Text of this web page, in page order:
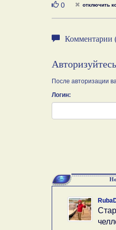
Нравится
0 отключить
Комментарии
После авторизации
Логин: